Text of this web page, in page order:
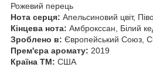
Рожевий перець
Нота серця: Апельсиновий цвіт,
Кінцева нота: Амброкссан, Білий
Зроблено в: Європейський Союз,
Прем'єра аромату: 2019
Країна ТМ: США